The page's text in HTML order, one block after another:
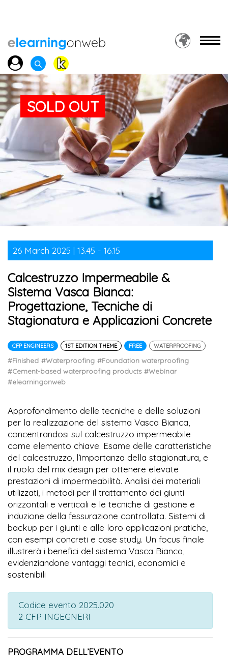
SOLD OUT
26 March 2025 | 13.45 - 16.15
Calcestruzzo Impermeabile &
Sistema Vasca Bianca:
Progettazione, Tecniche di
Stagionatura e Applicazioni Concrete
CFP ENGINEERS 1ST EDITION THEME FREE WATERPROOFING
#Finished #Waterproofing #Foundation waterproofing
#Cement-based waterproofing products #Webinar
#elearningonweb
Approfondimento delle tecniche e delle soluzioni
per la realizzazione del sistema Vasca Bianca,
concentrandosi sul calcestruzzo impermeabile
come elemento chiave. Esame delle caratteristiche
del calcestruzzo, l’importanza della stagionatura, e
il ruolo del mix design per ottenere elevate
prestazioni di impermeabilità. Analisi dei materiali
utilizzati, i metodi per il trattamento dei giunti
orizzontali e verticali e le tecniche di gestione e
induzione della fessurazione controllata. Sistemi di
backup per i giunti e alle loro applicazioni pratiche,
con esempi concreti e case study. Un focus finale
illustrerà i benefici del sistema Vasca Bianca,
evidenziandone vantaggi tecnici, economici e
sostenibili
Codice evento 2025.020
2 CFP INGEGNERI
PROGRAMMA DELL’EVENTO